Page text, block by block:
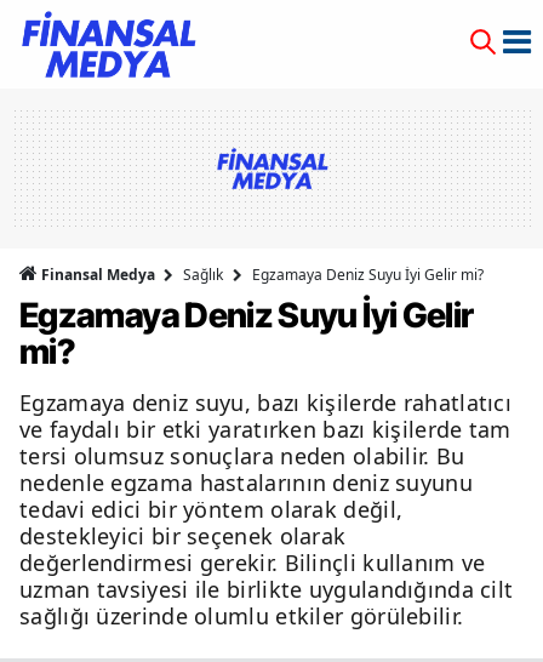
Finansal Medya Sağlık Egzamaya Deniz Suyu İyi Gelir mi?
Egzamaya Deniz Suyu İyi Gelir
mi?
Egzamaya deniz suyu, bazı kişilerde rahatlatıcı
ve faydalı bir etki yaratırken bazı kişilerde tam
tersi olumsuz sonuçlara neden olabilir. Bu
nedenle egzama hastalarının deniz suyunu
tedavi edici bir yöntem olarak değil,
destekleyici bir seçenek olarak
değerlendirmesi gerekir. Bilinçli kullanım ve
uzman tavsiyesi ile birlikte uygulandığında cilt
sağlığı üzerinde olumlu etkiler görülebilir.